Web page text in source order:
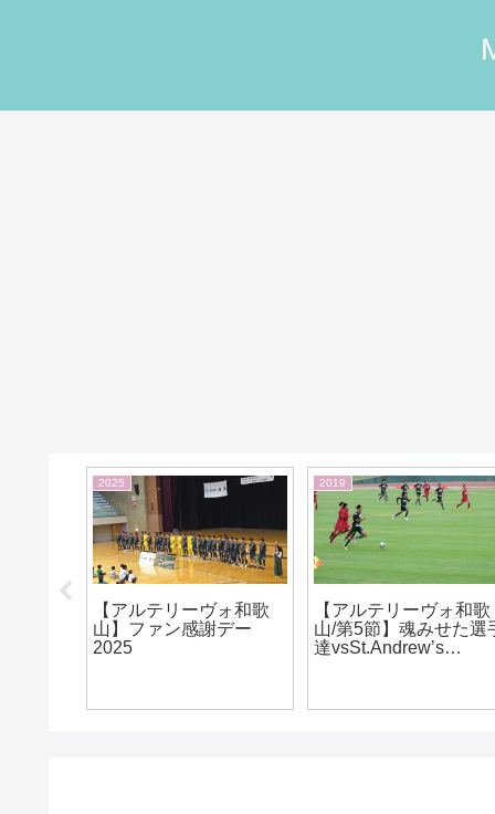
2020
【アルテリーヴォ和歌
山】ホーム紀三井寺で
の開幕戦は快勝の4-0！
2021
【アルテリーヴォ和歌
山】Div1 第2節vs おこ
しやす京都